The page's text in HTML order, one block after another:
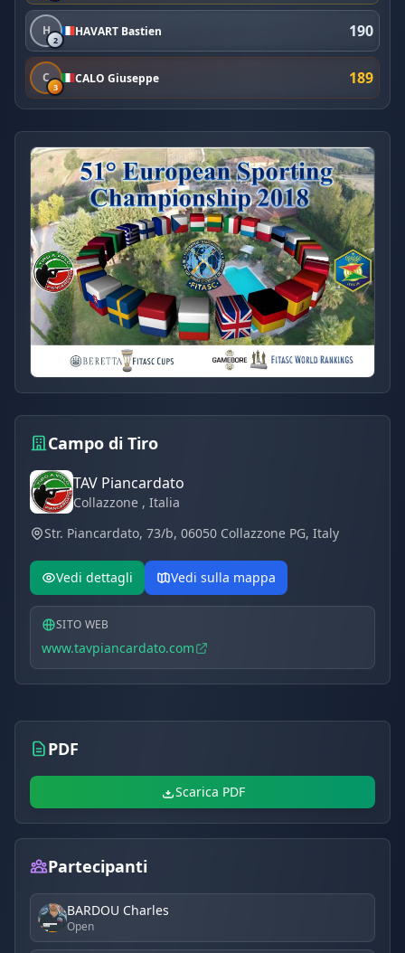
H
2
HAVART Bastien 190
C
3
CALO Giuseppe 189
Campo di Tiro
TAV Piancardato
Collazzone , Italia
Str. Piancardato, 73/b, 06050 Collazzone PG, Italy
Vedi dettagli Vedi sulla mappa
SITO WEB
www.tavpiancardato.com
PDF
Scarica PDF
Partecipanti
BARDOU Charles
Open